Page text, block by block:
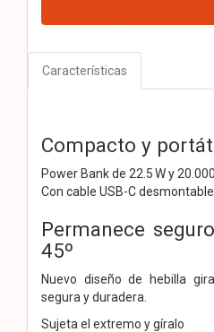
Características
Compacto y
Power Bank de 22.5 W y
Con cable USB-C
Permanece
45º
Nuevo diseño de hebilla
segura y duradera.
Sujeta el extremo y gíralo